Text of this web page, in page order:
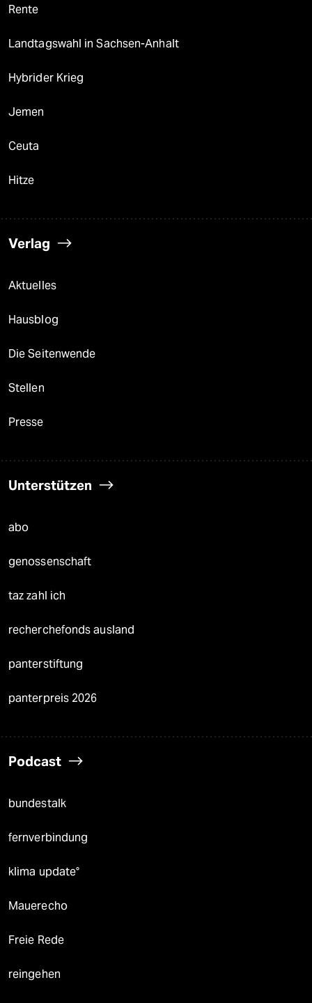
Rente
Landtagswahl in Sachsen-Anhalt
Hybrider Krieg
Jemen
Ceuta
Hitze
Verlag
Aktuelles
Hausblog
Die Seitenwende
Stellen
Presse
Unterstützen
abo
genossenschaft
taz zahl ich
recherchefonds ausland
panterstiftung
panterpreis 2026
Podcast
bundestalk
fernverbindung
klima update°
Mauerecho
Freie Rede
reingehen